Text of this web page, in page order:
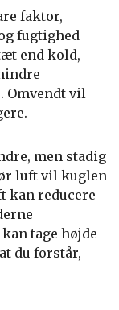
faktor,
fugtighed
end kold,
Omvendt vil
men stadig
luft vil kuglen
kan reducere
tage højde
du forstår,